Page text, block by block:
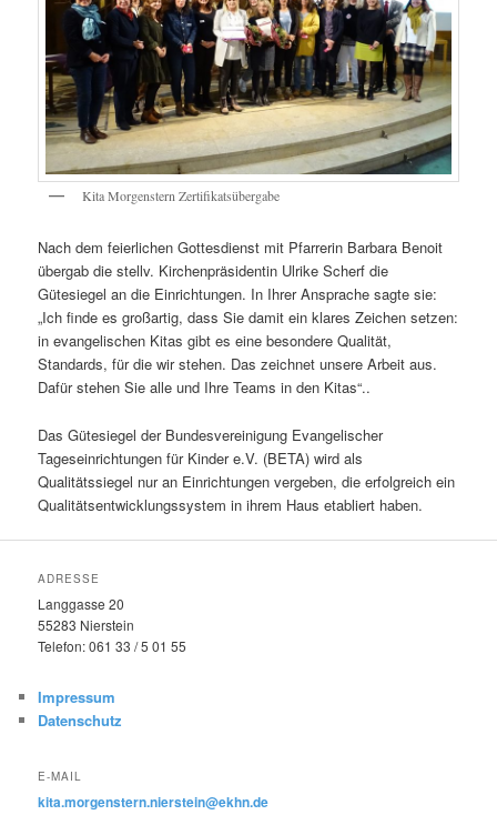
Kita Morgenstern Zertifikatsübergabe
Nach dem feierlichen Gottesdienst mit Pfarrerin Barbara Benoit
übergab die stellv. Kirchenpräsidentin Ulrike Scherf die
Gütesiegel an die Einrichtungen. In Ihrer Ansprache sagte sie:
„Ich finde es großartig, dass Sie damit ein klares Zeichen setzen:
in evangelischen Kitas gibt es eine besondere Qualität,
Standards, für die wir stehen. Das zeichnet unsere Arbeit aus.
Dafür stehen Sie alle und Ihre Teams in den Kitas“..
Das Gütesiegel der Bundesvereinigung Evangelischer
Tageseinrichtungen für Kinder e.V. (BETA) wird als
Qualitätssiegel nur an Einrichtungen vergeben, die erfolgreich ein
Qualitätsentwicklungssystem in ihrem Haus etabliert haben.
ADRESSE
Langgasse 20
55283 Nierstein
Telefon: 061 33 / 5 01 55
Impressum
Datenschutz
E-MAIL
kita.morgenstern.nierstein@ekhn.de